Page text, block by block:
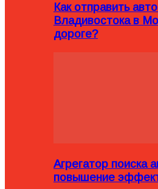
Как отправить
Владивостока в
дороге?
Агрегатор поиска
повышение